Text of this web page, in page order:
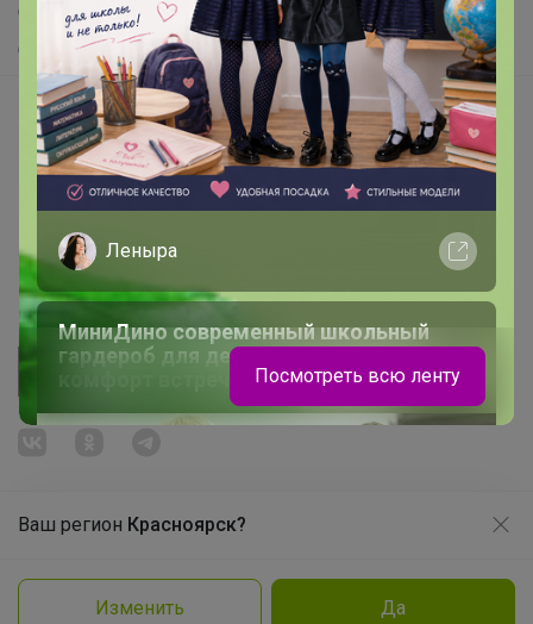
Ваш регион Красноярск?
Изменить Да
Самое желанное
Самое быстрое
Начать зарабатывать с 24-ok
Picabox.ru - Лучшее место для ваших изображений
Розыгрыш - Генератор случайных чисел
Укорачиватель ссылок
Политика конфиденциальности
Cоглашение пользователя
Леныра
МиниДино современный школьный
гардероб для девочек и мальчиков, где
комфорт встречается со стилем
Посмотреть всю ленту
Продолжая использовать этот сайт и нажимая кнопку